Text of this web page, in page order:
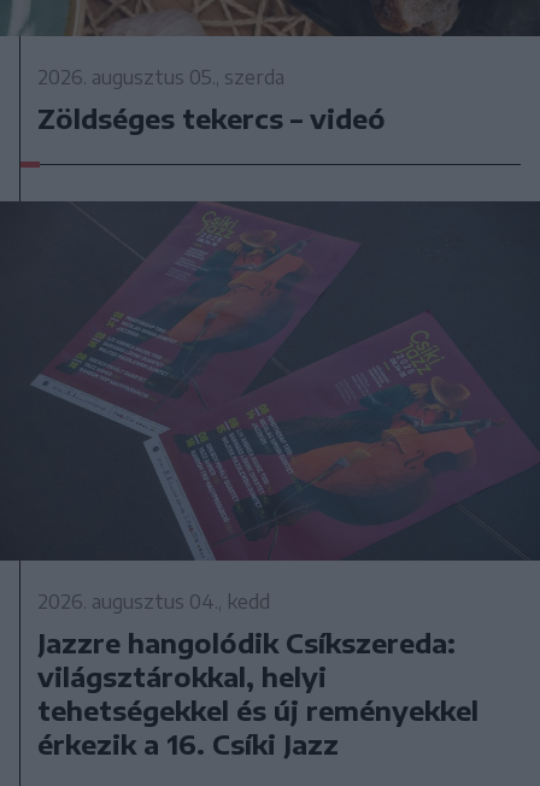
2026. augusztus 05., szerda
Zöldséges tekercs – videó
2026. augusztus 04., kedd
Jazzre hangolódik Csíkszereda:
világsztárokkal, helyi
tehetségekkel és új reményekkel
érkezik a 16. Csíki Jazz